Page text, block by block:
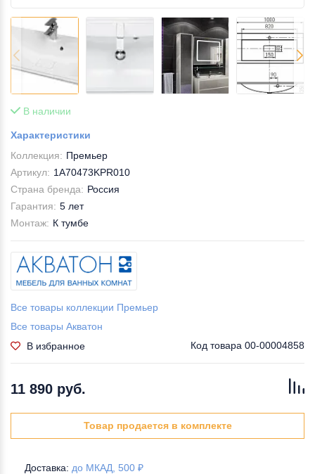
В наличии
Характеристики
Коллекция: Премьер
Артикул: 1A70473KPR010
Страна бренда: Россия
Гарантия: 5 лет
Монтаж: К тумбе
Все товары коллекции Премьер
Все товары Акватон
В избранное
Код товара 00-00004858
11 890 руб.
Товар продается в комплекте
Доставка: до МКАД, 500 ₽